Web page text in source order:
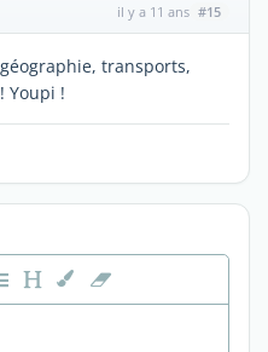
il y a 11 ans #15
transports,
Youpi !